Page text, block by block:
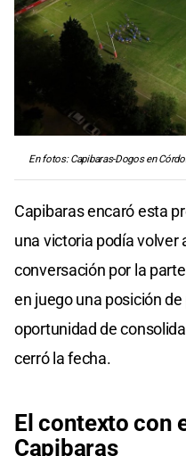
En fotos: Capibaras-Dogos en
Capibaras encaró esta
una victoria podía volver
conversación por la
en juego una posición
oportunidad de
cerró la fecha.
El contexto con
Capibaras